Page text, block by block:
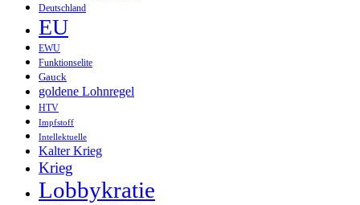
Deutschland
EU
EWU
Funktionselite
Gauck
goldene Lohnregel
HTV
Impfstoff
Intellektuelle
Kalter Krieg
Krieg
Lobbykratie